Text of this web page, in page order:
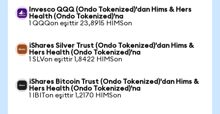
Invesco QQQ (Ondo Tokenized)'dan Hims & Hers
Health (Ondo Tokenized)'na
1 QQQon eşittir 23,8915 HIMSon
iShares Silver Trust (Ondo Tokenized)'dan Hims &
Hers Health (Ondo Tokenized)'na
1 SLVon eşittir 1,8422 HIMSon
iShares Bitcoin Trust (Ondo Tokenized)'dan Hims &
Hers Health (Ondo Tokenized)'na
1 IBITon eşittir 1,2170 HIMSon